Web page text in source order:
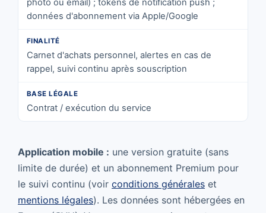
photo ou email) ; tokens de notification push ;
données d'abonnement via Apple/Google
Carnet d'achats personnel, alertes en cas de
rappel, suivi continu après souscription
Contrat / exécution du service
Application mobile : une version gratuite (sans
limite de durée) et un abonnement Premium pour
le suivi continu (voir conditions générales et
mentions légales). Les données sont hébergées en